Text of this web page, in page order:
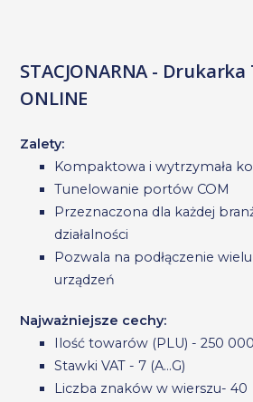
STACJONARNA -
ONLINE
Zalety:
Kompaktowa i wytrzymała
Tunelowanie portów COM
Przeznaczona dla każdej
działalności
Pozwala na podłączenie
urządzeń
Najważniejsze cechy:
Ilość towarów (PLU) - 250 000
Stawki VAT - 7 (A...G)
Liczba znaków w wierszu- 40